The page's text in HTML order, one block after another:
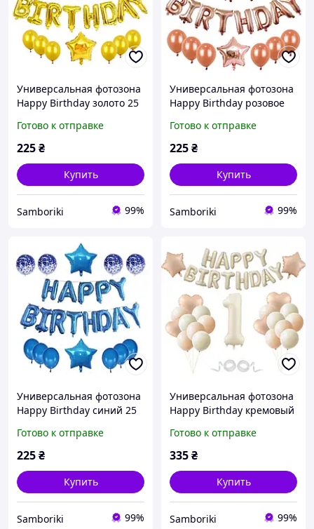
Универсальная фотозона
Happy Birthday золото 25
Готово к отправке
225₴
Купить
Samboriki 99%
Универсальная фотозона
Happy Birthday розовое
Готово к отправке
225₴
Купить
Samboriki 99%
Универсальная фотозона
Happy Birthday синий 25
Готово к отправке
225₴
Купить
Samboriki 99%
Универсальная фотозона
Happy Birthday кремовый
Готово к отправке
335₴
Купить
Samboriki 99%